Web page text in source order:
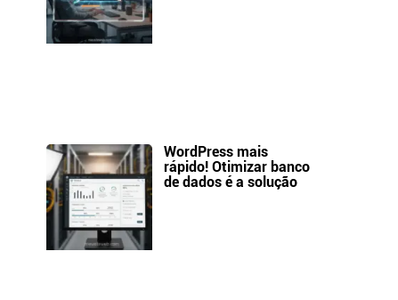
WordPress mais
rápido! Otimizar banco
de dados é a solução